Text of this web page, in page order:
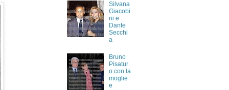
Silvana
Giacobi
ni e
Dante
Secchi
a
Bruno
Pisatur
o con la
moglie
e